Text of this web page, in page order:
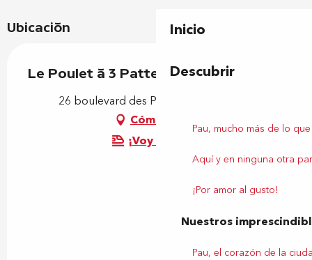
Inicio
Descubrir
Pau, mucho más de lo
Aquí y en ninguna otra
¡Por amor al gusto!
Nuestros
Pau, el corazón de la
Ubicación
Le Poulet à 3 Pattes
26 boulevard des Pyrénées, 64000 Pau
Cómo llegar
¡Voy en tren!